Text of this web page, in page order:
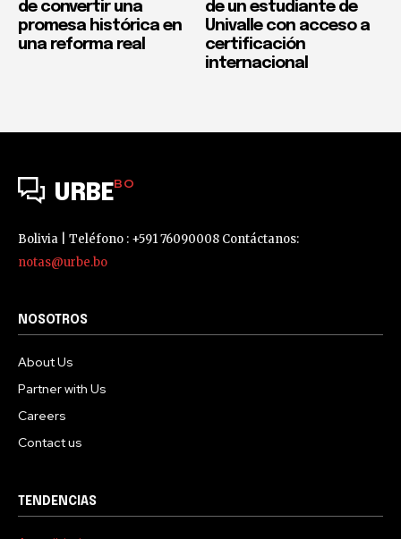
de convertir una
promesa histórica en
una reforma real
de un estudiante de
Univalle con acceso a
certificación
internacional
URBEBO
Bolivia | Teléfono : +591 76090008 Contáctanos:
notas@urbe.bo
NOSOTROS
About Us
Partner with Us
Careers
Contact us
TENDENCIAS